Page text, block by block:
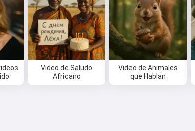
Video de Saludo
Africano
Video de Animales
que Hablan
Hola 👋
canciones, escribir
felicitaciones 🥰